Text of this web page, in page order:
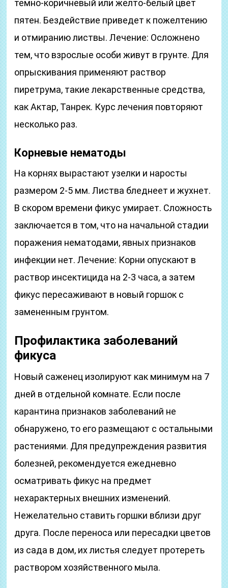
темно-коричневый или желто-белый цвет
пятен. Бездействие приведет к пожелтению
и отмиранию листвы. Лечение: Осложнено
тем, что взрослые особи живут в грунте. Для
опрыскивания применяют раствор
пиретрума, такие лекарственные средства,
как Актар, Танрек. Курс лечения повторяют
несколько раз.
Корневые нематоды
На корнях вырастают узелки и наросты
размером 2-5 мм. Листва бледнеет и жухнет.
В скором времени фикус умирает. Сложность
заключается в том, что на начальной стадии
поражения нематодами, явных признаков
инфекции нет. Лечение: Корни опускают в
раствор инсектицида на 2-3 часа, а затем
фикус пересаживают в новый горшок с
замененным грунтом.
Профилактика заболеваний
фикуса
Новый саженец изолируют как минимум на 7
дней в отдельной комнате. Если после
карантина признаков заболеваний не
обнаружено, то его размещают с остальными
растениями. Для предупреждения развития
болезней, рекомендуется ежедневно
осматривать фикус на предмет
нехарактерных внешних изменений.
Нежелательно ставить горшки вблизи друг
друга. После переноса или пересадки цветов
из сада в дом, их листья следует протереть
раствором хозяйственного мыла.